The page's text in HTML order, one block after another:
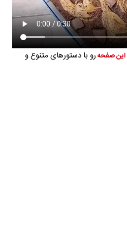
این صفحهرو با دستورهای متنوع و